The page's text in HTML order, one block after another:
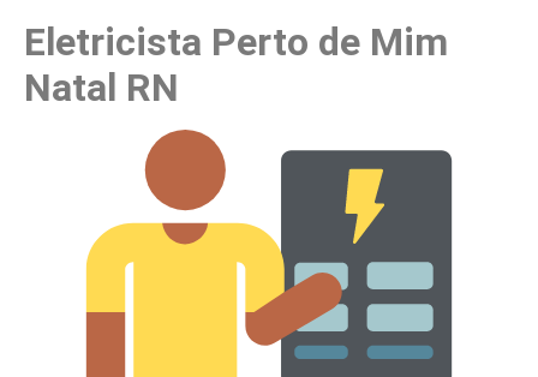
Eletricista Perto de Mim
Natal RN